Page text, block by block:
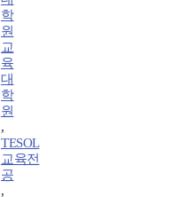
학
원
교
육
대
학
원
,
TESOL
교육전
공
,